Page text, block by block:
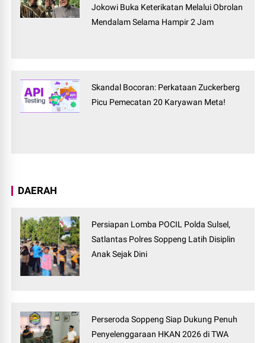
Jokowi Buka Keterikatan Melalui Obrolan
Mendalam Selama Hampir 2 Jam
Skandal Bocoran: Perkataan Zuckerberg
Picu Pemecatan 20 Karyawan Meta!
DAERAH
Persiapan Lomba POCIL Polda Sulsel,
Satlantas Polres Soppeng Latih Disiplin
Anak Sejak Dini
Perseroda Soppeng Siap Dukung Penuh
Penyelenggaraan HKAN 2026 di TWA